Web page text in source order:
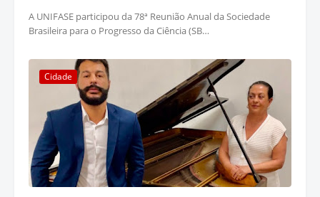
A UNIFASE participou da 78ª Reunião Anual da Sociedade
Brasileira para o Progresso da Ciência (SB…
Cidade